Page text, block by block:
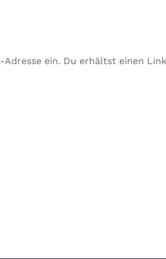
ein. Du erhältst einen